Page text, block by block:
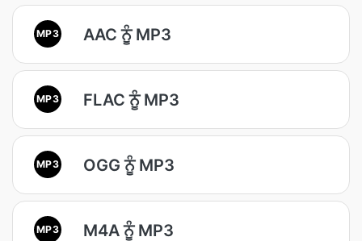
MP3 AAC ਨੂੰ MP3
MP3 FLAC ਨੂੰ MP3
MP3 OGG ਨੂੰ MP3
MP3 M4A ਨੂੰ MP3